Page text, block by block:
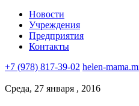
Новости
Учреждения
Предприятия
Контакты
+7 (978) 817-39-02 helen-
Среда, 27 января , 2016